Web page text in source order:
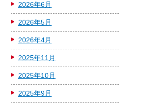
2026年6月
2026年5月
2026年4月
2025年11月
2025年10月
2025年9月